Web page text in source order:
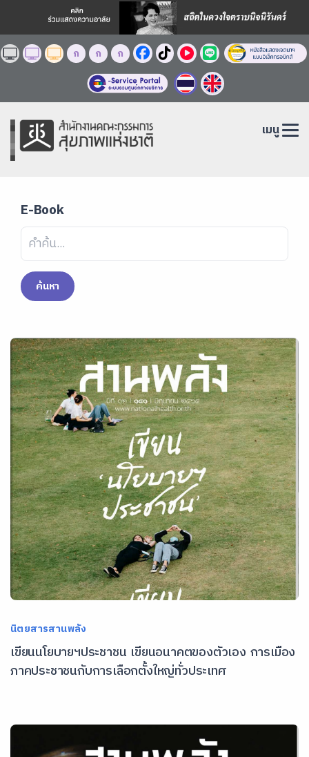
ก ก ก
เมนู
E-Book
ค้นหา
นิตยสารสานพลัง
เขียนนโยบายฯประชาชน เขียนอนาคตของตัวเอง การเมือง
ภาคประชาชนกับการเลือกตั้งใหญ่ทั่วประเทศ